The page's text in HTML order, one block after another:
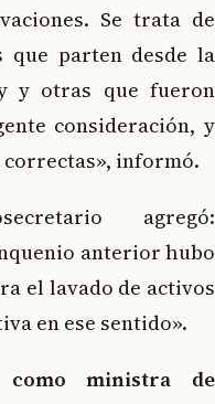
Se trata de
que parten desde la
y otras que fueron
consideración, y
correctas», informó.
agregó:
anterior hubo
el lavado de activos
en ese sentido».
como ministra de